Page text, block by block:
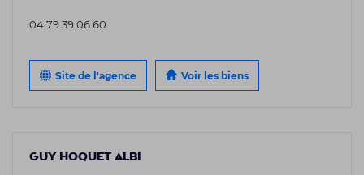
04 79 39 06 60
Site de l'agence Voir les biens
GUY HOQUET ALBI